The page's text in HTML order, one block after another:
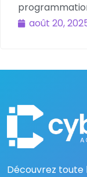
août 20,
Découvrez toute